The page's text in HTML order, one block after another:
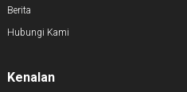
Berita
Hubungi Kami
Kenalan